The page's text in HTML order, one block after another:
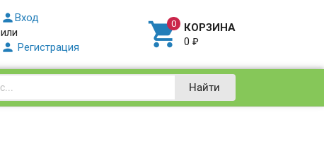
Вход
или
 Регистрация  КОРЗИНА
0₽
Найти